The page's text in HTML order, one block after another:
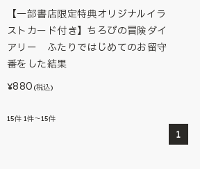
【一部書店限定特典オリジナルイラ
ストカード付き】ちろぴの冒険ダイ
アリー ふたりではじめてのお留守
番をした結果
¥880 (税込)
15件 1件～15件
1